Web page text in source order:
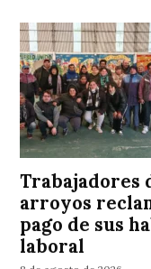
Trabajadores
arroyos
pago de sus
laboral